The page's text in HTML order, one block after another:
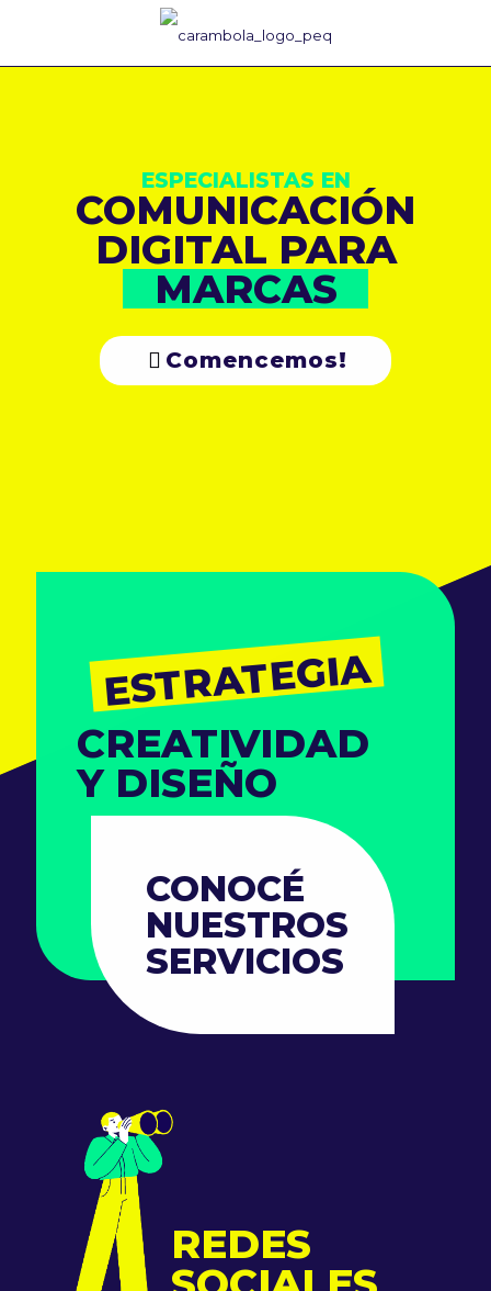
ESPECIALISTAS EN
COMUNICACIÓN
DIGITAL PARA
MARCAS
Comencemos!
ESTRATEGIA
CREATIVIDAD
Y DISEÑO
CONOCÉ
NUESTROS
SERVICIOS
REDES